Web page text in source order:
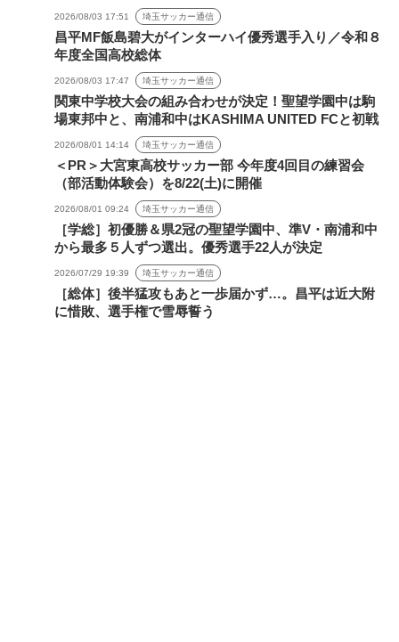
2026/08/03 17:51 埼玉サッカー通信
昌平MF飯島碧大がインターハイ優秀選手入り／令和８
年度全国高校総体
2026/08/03 17:47 埼玉サッカー通信
関東中学校大会の組み合わせが決定！聖望学園中は駒
場東邦中と、南浦和中はKASHIMA UNITED FCと初戦
2026/08/01 14:14 埼玉サッカー通信
＜PR＞大宮東高校サッカー部 今年度4回目の練習会
（部活動体験会）を8/22(土)に開催
2026/08/01 09:24 埼玉サッカー通信
［学総］初優勝＆県2冠の聖望学園中、準V・南浦和中
から最多５人ずつ選出。優秀選手22人が決定
2026/07/29 19:39 埼玉サッカー通信
［総体］後半猛攻もあと一歩届かず…。昌平は近大附
に惜敗、選手権で雪辱誓う